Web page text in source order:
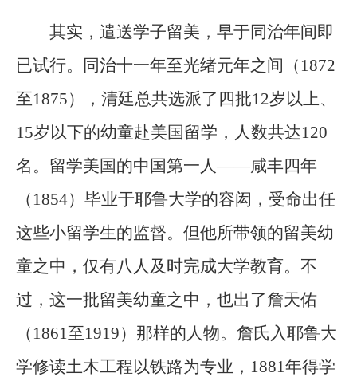
其实，遣送学子留美，早于同治年间即
已试行。同治十一年至光绪元年之间（1872
至1875），清廷总共选派了四批12岁以上、
15岁以下的幼童赴美国留学，人数共达120
名。留学美国的中国第一人——咸丰四年
（1854）毕业于耶鲁大学的容闳，受命出任
这些小留学生的监督。但他所带领的留美幼
童之中，仅有八人及时完成大学教育。不
过，这一批留美幼童之中，也出了詹天佑
（1861至1919）那样的人物。詹氏入耶鲁大
学修读土木工程以铁路为专业，1881年得学